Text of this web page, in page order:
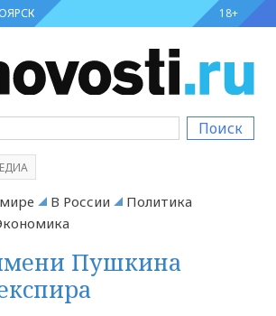
18+
Поиск
В России
Политика
Пушкина